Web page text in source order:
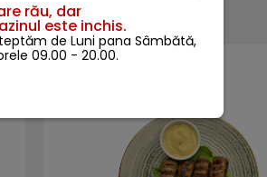
rău, dar
este inchis.
de Luni pana Sâmbătă,
09.00 - 20.00.